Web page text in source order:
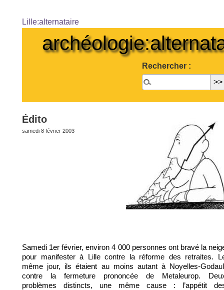
Lille:alternataire
Rechercher :
Édito
samedi 8 février 2003
Samedi 1er février, environ 4 000 personnes ont bravé la
pour manifester à Lille contre la réforme des retraites.
même jour, ils étaient au moins autant à Noyelles-
contre la fermeture prononcée de Metaleurop.
problèmes distincts, une même cause : l’appétit